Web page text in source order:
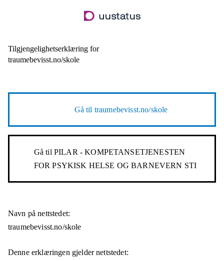
til
Tilgjengelighetserklæring for
traumebevisst.no/skole
Gå til traumebevisst.no/skole
Gå til PILAR - KOMPETANSETJENESTEN
FOR PSYKISK HELSE OG BARNEVERN STI
Navn på nettstedet:
traumebevisst.no/skole
Denne erklæringen gjelder nettstedet: